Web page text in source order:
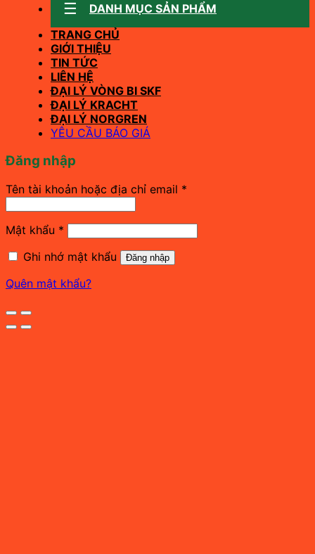
DANH MỤC SẢN PHẨM
TRANG CHỦ
GIỚI THIỆU
TIN TỨC
LIÊN HỆ
ĐẠI LÝ VÒNG BI SKF
ĐẠI LÝ KRACHT
ĐẠI LÝ NORGREN
YÊU CẦU BÁO GIÁ
Đăng nhập
Tên tài khoản hoặc địa chỉ email *
Mật khẩu *
Ghi nhớ mật khẩu
Đăng nhập
Quên mật khẩu?